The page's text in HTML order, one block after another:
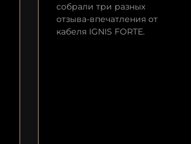
собрали три разных
отзыва-впечатления от
кабеля IGNIS FORTE.